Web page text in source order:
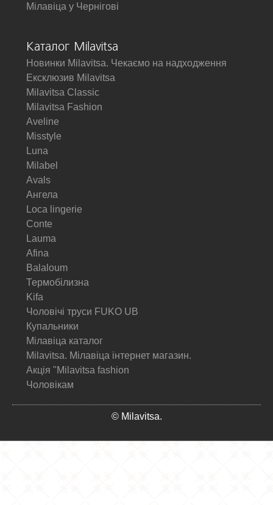
Мілавіца у Чернігові
Каталог Milavitsa
Новинки Milavitsa. Чекаємо на надходження
Ексклюзив Milavitsa
Milavitsa Classic
Milavitsa Fashion
Aveline
Misstyle
Luna
Milabel
Avals
Ангела
Loca lingerie
Conte
Lauma
Afina
Balaloum
Термобілизна
Kifa
Чоловічі труси FUKO UB
Купальники
Мілавіца каталог
Milavitsa. Мілавіца інтернет магазин.
Акція "Milavitsa fashion
Чоловікам
© Milavitsa.